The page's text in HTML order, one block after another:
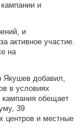
и
и
активное участие.
на
Якушев добавил,
в условиях
кампания обещает
39
центров и местные